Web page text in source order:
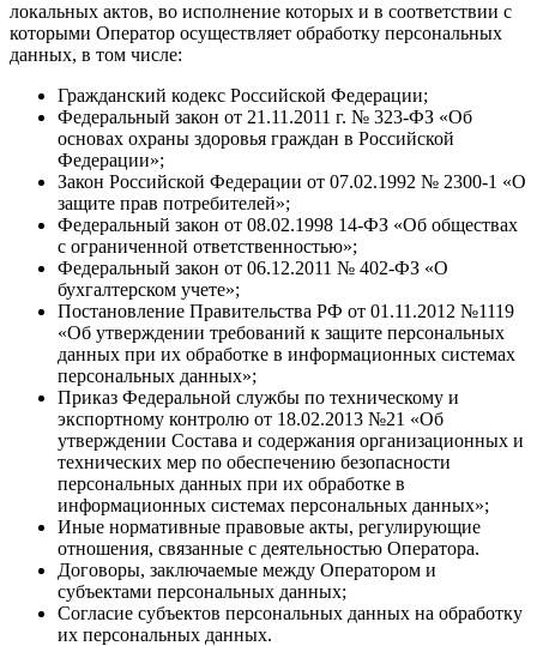
локальных актов, во исполнение которых и в соответствии с
которыми Оператор осуществляет обработку персональных
данных, в том числе:
Гражданский кодекс Российской Федерации;
Федеральный закон от 21.11.2011 г. № 323-ФЗ «Об
основах охраны здоровья граждан в Российской
Федерации»;
Закон Российской Федерации от 07.02.1992 № 2300-1 «О
защите прав потребителей»;
Федеральный закон от 08.02.1998 14-ФЗ «Об обществах
с ограниченной ответственностью»;
Федеральный закон от 06.12.2011 № 402-ФЗ «О
бухгалтерском учете»;
Постановление Правительства РФ от 01.11.2012 №1119
«Об утверждении требований к защите персональных
данных при их обработке в информационных системах
персональных данных»;
Приказ Федеральной службы по техническому и
экспортному контролю от 18.02.2013 №21 «Об
утверждении Состава и содержания организационных и
технических мер по обеспечению безопасности
персональных данных при их обработке в
информационных системах персональных данных»;
Иные нормативные правовые акты, регулирующие
отношения, связанные с деятельностью Оператора.
Договоры, заключаемые между Оператором и
субъектами персональных данных;
Согласие субъектов персональных данных на обработку
их персональных данных.